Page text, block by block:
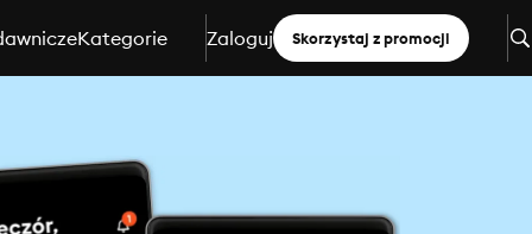
Kategorie Zaloguj Skorzystaj z promocji